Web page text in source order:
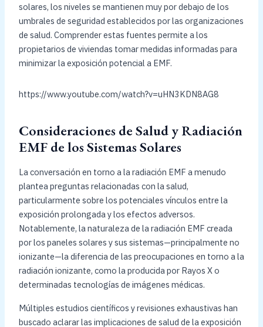
solares, los niveles se mantienen muy por debajo de los
umbrales de seguridad establecidos por las organizaciones
de salud. Comprender estas fuentes permite a los
propietarios de viviendas tomar medidas informadas para
minimizar la exposición potencial a EMF.
https://www.youtube.com/watch?v=uHN3KDN8AG8
Consideraciones de Salud y Radiación
EMF de los Sistemas Solares
La conversación en torno a la radiación EMF a menudo
plantea preguntas relacionadas con la salud,
particularmente sobre los potenciales vínculos entre la
exposición prolongada y los efectos adversos.
Notablemente, la naturaleza de la radiación EMF creada
por los paneles solares y sus sistemas—principalmente no
ionizante—la diferencia de las preocupaciones en torno a la
radiación ionizante, como la producida por Rayos X o
determinadas tecnologías de imágenes médicas.
Múltiples estudios científicos y revisiones exhaustivas han
buscado aclarar las implicaciones de salud de la exposición